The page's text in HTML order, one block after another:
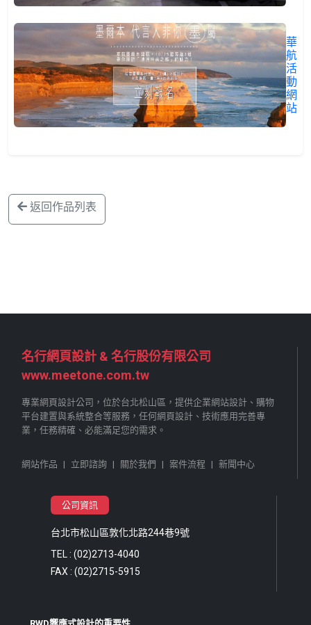
華
航
活
動
網
站
返回作品列表
名行網頁設計 & 名行股份有限公司
www.meetone.com.tw
專業網頁設計公司，位於台北松山區，提供企業網站設計、購物
平台建置與系統整合等服務，任何網頁設計、技術應用完善專
業，任務精確、必能滿足您的需求。
網站作品 | 立即諮詢 | 關於我們 | 案件流程 | 新聞中心
公司資訊
台北市松山區敦化北路244巷9號
TEL : (02)2713-4040
FAX : (02)2715-5915